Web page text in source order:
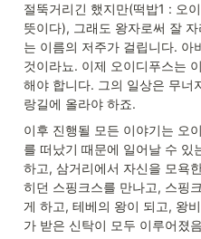
절뚝거리긴 했지만(떡밥1 : 오
뜻이다), 그래도 왕자로써 잘
는 이름의 저주가 걸립니다. 아
것이라뇨. 이제 오이디푸스는
해야 합니다. 그의 일상은 무너
랑길에 올라야 하죠.
이후 진행될 모든 이야기는 오
를 떠났기 때문에 일어날 수 있
하고, 삼거리에서 자신을 모욕
히던 스핑크스를 만나고, 스핑
게 하고, 테베의 왕이 되고, 왕
가 받은 신탁이 모두 이루어졌